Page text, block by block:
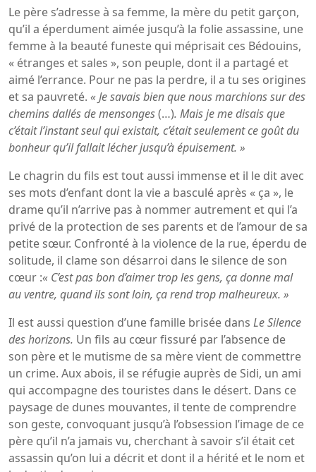
Le père s’adresse à sa femme, la mère du petit garçon,
qu’il a éperdument aimée jusqu’à la folie assassine, une
femme à la beauté funeste qui méprisait ces Bédouins,
« étranges et sales », son peuple, dont il a partagé et
aimé l’errance. Pour ne pas la perdre, il a tu ses origines
et sa pauvreté. « Je savais bien que nous marchions sur des
chemins dallés de mensonges(…). Mais je me disais que
c’était l’instant seul qui existait, c’était seulement ce goût du
bonheur qu’il fallait lécher jusqu’à épuisement. »
Le chagrin du fils est tout aussi immense et il le dit avec
ses mots d’enfant dont la vie a basculé après « ça », le
drame qu’il n’arrive pas à nommer autrement et qui l’a
privé de la protection de ses parents et de l’amour de sa
petite sœur. Confronté à la violence de la rue, éperdu de
solitude, il clame son désarroi dans le silence de son
cœur :« C’est pas bon d’aimer trop les gens, ça donne mal
au ventre, quand ils sont loin, ça rend trop malheureux. »
Il est aussi question d’une famille brisée dans Le Silence
des horizons. Un fils au cœur fissuré par l’absence de
son père et le mutisme de sa mère vient de commettre
un crime. Aux abois, il se réfugie auprès de Sidi, un ami
qui accompagne des touristes dans le désert. Dans ce
paysage de dunes mouvantes, il tente de comprendre
son geste, convoquant jusqu’à l’obsession l’image de ce
père qu’il n’a jamais vu, cherchant à savoir s’il était cet
assassin qu’on lui a décrit et dont il a hérité et le nom et